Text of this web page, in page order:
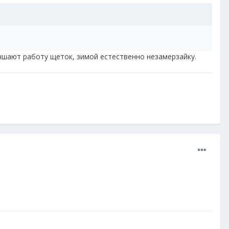
работу щеток, зимой естественно незамерзайку.